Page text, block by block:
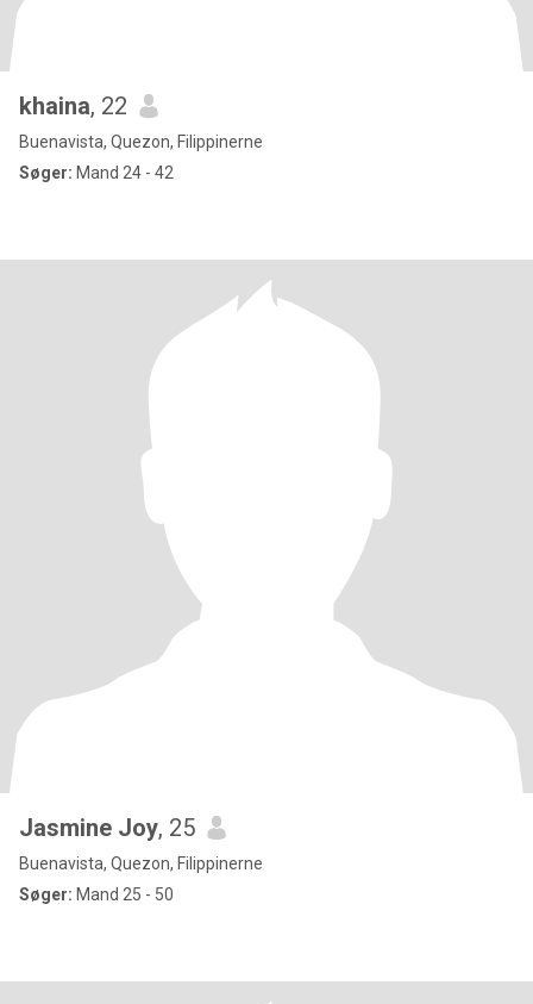
khaina, 22
Buenavista, Quezon, Filippinerne
Søger: Mand 24 - 42
Jasmine Joy, 25
Buenavista, Quezon, Filippinerne
Søger: Mand 25 - 50